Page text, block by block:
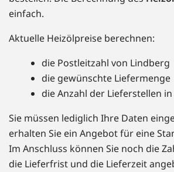
einfach.
Aktuelle Heizölpreise berechnen:
die Postleitzahl von Lindberg
die gewünschte Liefermenge
die Anzahl der Lieferstellen
Sie müssen lediglich Ihre Daten
erhalten Sie ein Angebot für eine
Im Anschluss können Sie noch die
die Lieferfrist und die Lieferzeit